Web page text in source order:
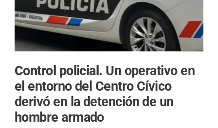
Control policial. Un operativo en
el entorno del Centro Cívico
derivó en la detención de un
hombre armado